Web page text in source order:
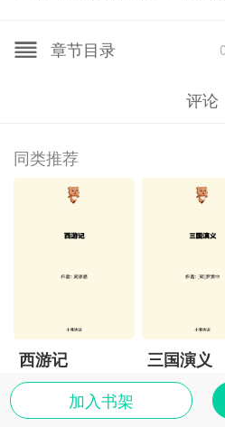
志》。章节目录
评论
同类推荐
西游记 三国演义
加入书架